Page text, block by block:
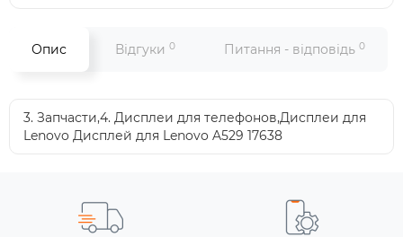
Опис Відгуки 0 Питання - відповідь 0
3. Запчасти,4. Дисплеи для телефонов,Дисплеи для
Lenovo Дисплей для Lenovo A529 17638